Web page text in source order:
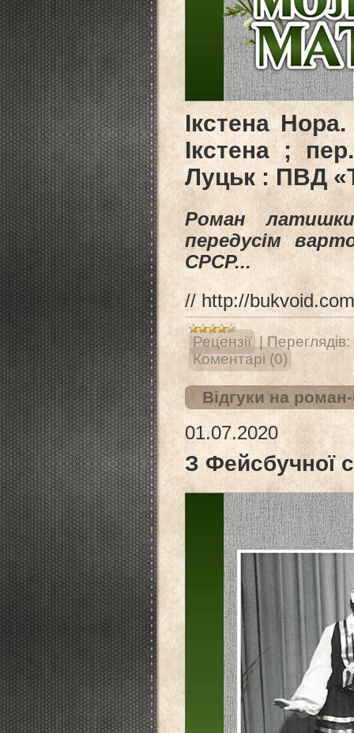
Ікстена
Ікстена ;
Луцьк : ПВД
Роман
передусім
СРСР...
// http://
Рецензії |Переглядів:
Коментарі (0)
Відгуки на
01.07.2020
З Фейсбучної